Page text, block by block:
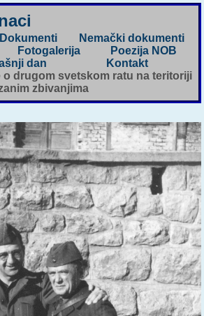
Dokumenti
Nemački dokumenti
Fotogalerija
Poezija NOB
dan
Kontakt
o drugom svetskom ratu na teritoriji
zbivanjima